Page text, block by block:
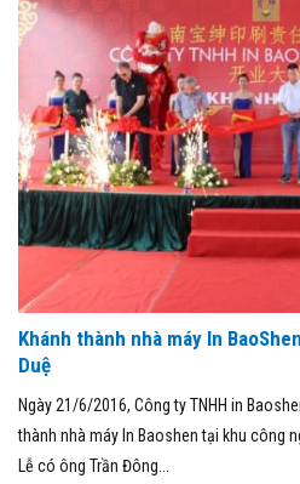
Khánh thành nhà máy In
Duệ
Ngày 21/6/2016, Công ty TNHH in
thành nhà máy In Baoshen tại khu công
Lễ có ông Trần Đông...